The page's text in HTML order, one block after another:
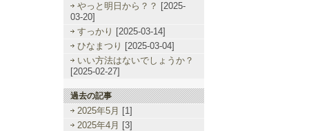
やっと明日から？？ [2025-
03-20]
すっかり [2025-03-14]
ひなまつり [2025-03-04]
いい方法はないでしょうか？
[2025-02-27]
過去の記事
2025年5月
[1]
2025年4月
[3]